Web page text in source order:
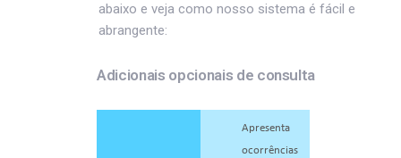
abaixo e veja como nosso sistema é fácil e
abrangente:
Adicionais opcionais de consulta
Apresenta
ocorrências